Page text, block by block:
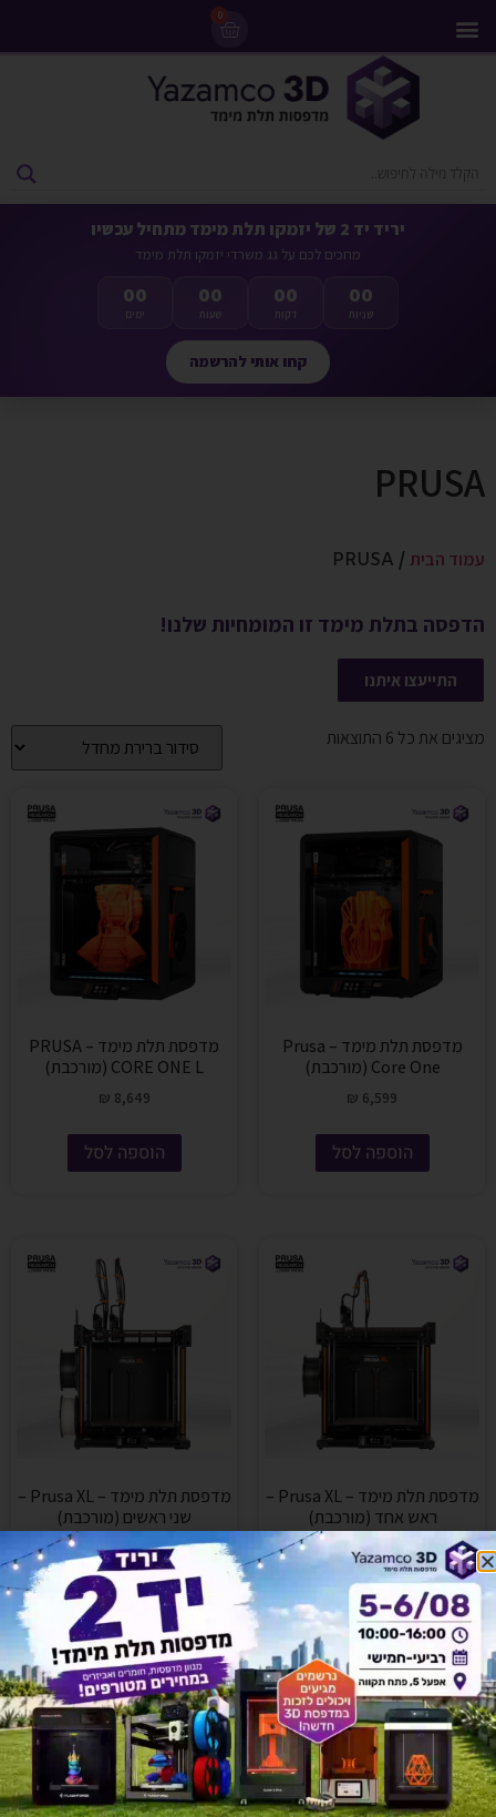
0
יריד יד 2 של יזמקו תלת מימד מתחיל עכשיו
מחכים לכם על גג משרדי יזמקו תלת מימד
00
ימים
00
שעות
00
דקות
00
שניות
קחו אותי להרשמה
PRUSA
עמוד הבית / PRUSA
הדפסה בתלת מימד זו המומחיות שלנו!
התייעצו איתנו
מציגים את כל ⁦6⁩ התוצאות
מדפסת תלת מימד – Prusa
Core One (מורכבת)
₪ 6,599
הוספה לסל
מדפסת תלת מימד – PRUSA
CORE ONE L (מורכבת)
₪ 8,649
הוספה לסל
מדפסת תלת מימד – Prusa XL –
ראש אחד (מורכבת)
₪10,949
הוספה לסל
מדפסת תלת מימד – Prusa XL –
שני ראשים (מורכבת)
₪13,889
הוספה לסל